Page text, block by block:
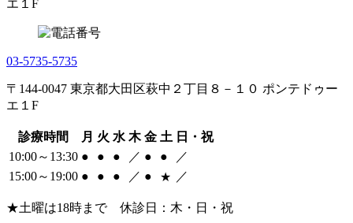
エ１F
03-5735-5735
〒144-0047 東京都大田区萩中２丁目８－１０ ポンテドゥー
エ１F
診療時間 月 火 水 木 金 土 日・祝
10:00～13:30 ● ● ● ／ ● ●
／
15:00～19:00 ● ● ● ／ ● ★ ／
★土曜は18時まで 休診日 ：木・日・祝